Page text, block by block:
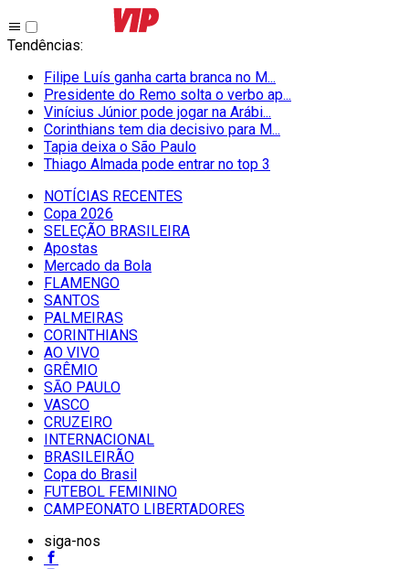
Tendências:
Filipe Luís ganha carta branca no M...
Presidente do Remo solta o verbo ap...
Vinícius Júnior pode jogar na Arábi...
Corinthians tem dia decisivo para M...
Tapia deixa o São Paulo
Thiago Almada pode entrar no top 3
NOTÍCIAS RECENTES
Copa 2026
SELEÇÃO BRASILEIRA
Apostas
Mercado da Bola
FLAMENGO
SANTOS
PALMEIRAS
CORINTHIANS
AO VIVO
GRÊMIO
SĀO PAULO
VASCO
CRUZEIRO
INTERNACIONAL
BRASILEIRÃO
Copa do Brasil
FUTEBOL FEMININO
CAMPEONATO LIBERTADORES
siga-nos